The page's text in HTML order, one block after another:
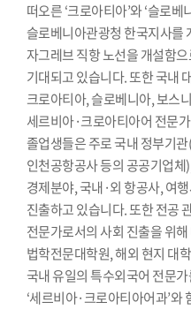
떠오른 ‘크로아티아’와 ‘슬로
슬로베니아관광청 한국지사를
자그레브 직항 노선을 개설함
기대되고 있습니다. 또한 국내
크로아티아, 슬로베니아, 보스
세르비아·크로아티아어 전문
졸업생들은 주로 국내 정부기
인천공항공사 등의 공공기업
경제분야, 국내·외 항공사, 여
진출하고 있습니다. 또한 전공
전문가로서의 사회 진출을 위
법학전문대학원, 해외 현지 대
국내 유일의 특수외국어 전문
‘세르비아·크로아티아어과’와